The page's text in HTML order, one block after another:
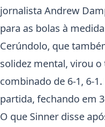
jornalista Andrew
para as bolas à
Cerúndolo, que
solidez mental, virou
combinado de 6-1, 6-
partida, fechando em
O que Sinner disse